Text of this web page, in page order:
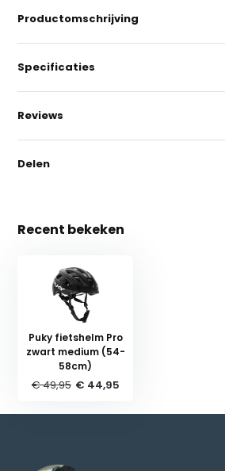
Productomschrijving
Specificaties
Reviews
Delen
Recent bekeken
Puky fietshelm Pro
zwart medium (54-
58cm)
€ 49,95 € 44,95